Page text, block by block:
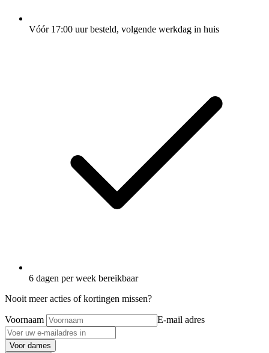
Vóór 17:00 uur besteld, volgende werkdag in huis
6 dagen per week bereikbaar
Nooit meer acties of kortingen missen?
Voornaam E-mail adres
Voor dames